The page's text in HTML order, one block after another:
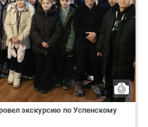
экскурсию по Успенскому